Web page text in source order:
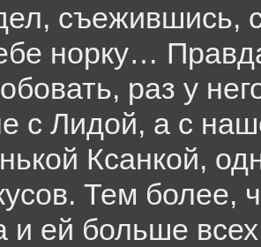
съежившись,
норку…
раз у
с Лидой, а с
Ксанкой,
Тем более,
и ей больше